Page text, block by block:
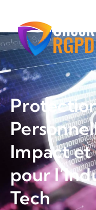
Impact
pour
Tech